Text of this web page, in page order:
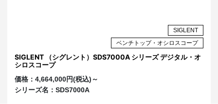
SIGLENT
ベンチトップ・オシロスコープ
SIGLENT （シグレント）SDS7000A シリーズ デジタル・オ
シロスコープ
価格： 4,664,000円(税込)～
シリーズ名： SDS7000A